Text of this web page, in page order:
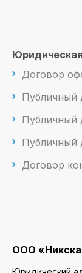
Договор
Публичный
Публичный
Договор
ООО